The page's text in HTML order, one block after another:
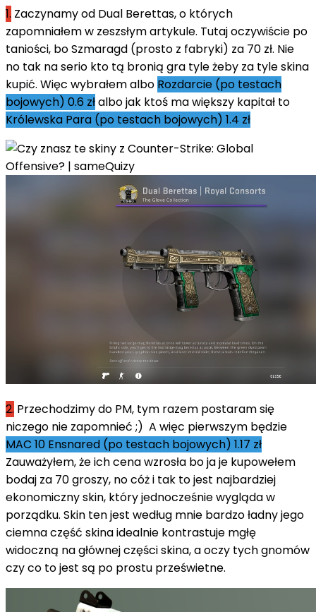
1. Zaczynamy od Dual Berettas, o których
zapomniałem w zeszsłym artykule. Tutaj oczywiście po
taniości, bo Szmaragd (prosto z fabryki) za 70 zł. Nie
no tak na serio kto tą bronią gra tyle żeby za tyle skina
kupić. Więc wybrałem albo Rozdarcie (po testach
bojowych) 0.6 złalbo jak ktoś ma większy kapitał to
Królewska Para (po testach bojowych) 1.4 zł
2. Przechodzimy do PM, tym razem postaram się
niczego nie zapomnieć ;) A więc pierwszym będzie
MAC 10 Ensnared (po testach bojowych) 1.17 zł
Zauważyłem, że ich cena wzrosła bo ja je kupowełem
bodaj za 70 groszy, no cóż i tak to jest najbardziej
ekonomiczny skin, który jednocześnie wygląda w
porządku. Skin ten jest według mnie bardzo ładny jego
ciemna część skina idealnie kontrastuje mgłę
widoczną na głównej części skina, a oczy tych gnomów
czy co to jest są po prostu prześwietne.